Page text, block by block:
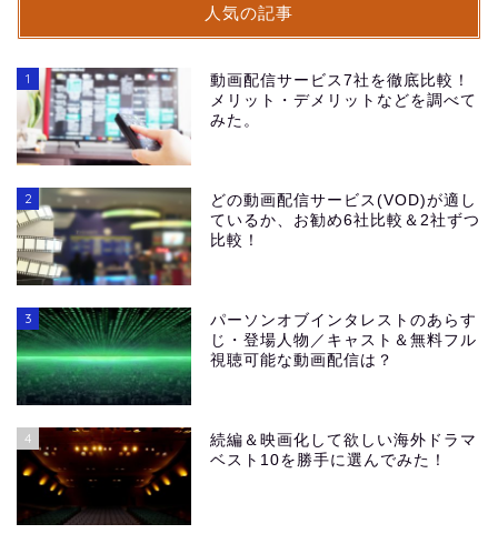
人気の記事
1
動画配信サービス7社を徹底比較！
メリット・デメリットなどを調べて
みた。
2
どの動画配信サービス(VOD)が適し
ているか、お勧め6社比較＆2社ずつ
比較！
3
パーソンオブインタレストのあらす
じ・登場人物／キャスト＆無料フル
視聴可能な動画配信は？
4
続編＆映画化して欲しい海外ドラマ
ベスト10を勝手に選んでみた！